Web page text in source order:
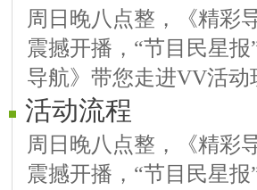
周日晚八点整，《精彩
震撼开播，“节目民星
导航》带您走进VV活
活动流程
周日晚八点整，《精彩
震撼开播，“节目民星